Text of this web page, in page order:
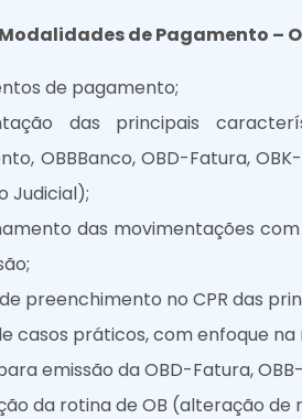
de Pagamento –
de pagamento;
das principais
OBBBanco, OBD-Fatura,
Judicial);
das movimentações
preenchimento no CPR das
casos práticos, com enfoque na
emissão da OBD-Fatura,
da rotina de OB (alteração de